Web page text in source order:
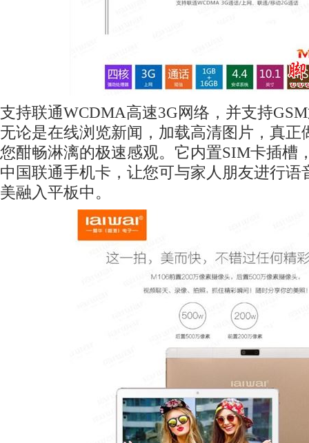
支持联通WCDMA高速3G网络，并支持
无论是在线浏览新闻，加载高清图片，真正
您酣畅淋漓的极速感观。它内置SIM卡插槽
中国联通手机卡，让您可与家人朋友进行语
美融入平板中。